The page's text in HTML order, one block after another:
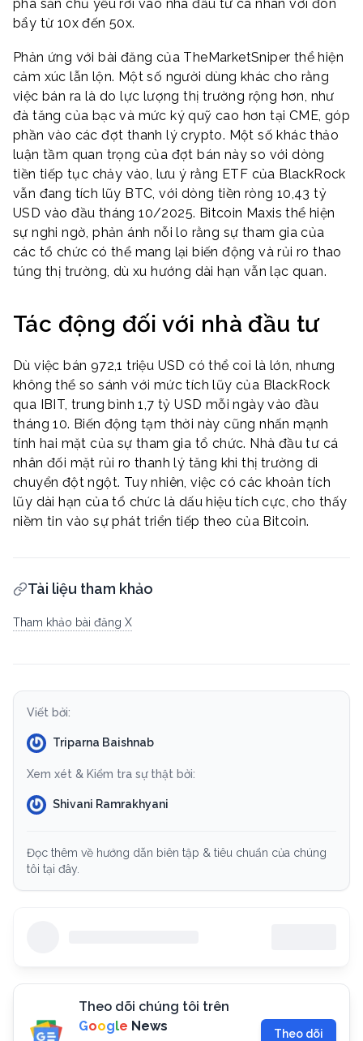
phá sản chủ yếu rơi vào nhà đầu tư cá nhân với đòn
bẩy từ 10x đến 50x.
Phản ứng với bài đăng của TheMarketSniper thể hiện
cảm xúc lẫn lộn. Một số người dùng khác cho rằng
việc bán ra là do lực lượng thị trường rộng hơn, như
đà tăng của bạc và mức ký quỹ cao hơn tại CME, góp
phần vào các đợt thanh lý crypto. Một số khác thảo
luận tầm quan trọng của đợt bán này so với dòng
tiền tiếp tục chảy vào, lưu ý rằng ETF của BlackRock
vẫn đang tích lũy BTC, với dòng tiền ròng 10,43 tỷ
USD vào đầu tháng 10/2025. Bitcoin Maxis thể hiện
sự nghi ngờ, phản ánh nỗi lo rằng sự tham gia của
các tổ chức có thể mang lại biến động và rủi ro thao
túng thị trường, dù xu hướng dài hạn vẫn lạc quan.
Tác động đối với nhà đầu tư
Dù việc bán 972,1 triệu USD có thể coi là lớn, nhưng
không thể so sánh với mức tích lũy của BlackRock
qua IBIT, trung bình 1,7 tỷ USD mỗi ngày vào đầu
tháng 10. Biến động tạm thời này cũng nhấn mạnh
tính hai mặt của sự tham gia tổ chức. Nhà đầu tư cá
nhân đối mặt rủi ro thanh lý tăng khi thị trường di
chuyển đột ngột. Tuy nhiên, việc có các khoản tích
lũy dài hạn của tổ chức là dấu hiệu tích cực, cho thấy
niềm tin vào sự phát triển tiếp theo của Bitcoin.
Tài liệu tham khảo
Tham khảo bài đăng X
Viết bởi:
Triparna Baishnab
Xem xét & Kiểm tra sự thật bởi:
Shivani Ramrakhyani
Đọc thêm về hướng dẫn biên tập & tiêu chuẩn của chúng
tôi tại đây.
Theo dõi chúng tôi trên
Google News Theo dõi